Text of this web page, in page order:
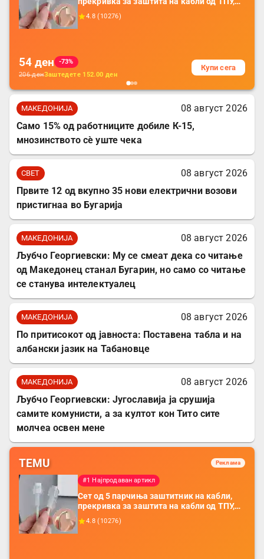
додатоци за заштита на кабли, без
батерија, за мобилни телефони, комплет
4.8 (10276)
54 ден
-73%
206денЗаштедете 152.00 ден
Купи сега
МАКЕДОНИЈА
08 август 2026
Само 15% од работниците добиле К-15,
мнозинството сè уште чека
СВЕТ
08 август 2026
Првите 12 од вкупно 35 нови електрични возови
пристигнаа во Бугарија
МАКЕДОНИЈА
08 август 2026
Љубчо Георгиевски: Му се смеат дека со читање
од Македонец станал Бугарин, но само со читање
се станува интелектуалец
МАКЕДОНИЈА
08 август 2026
По притисокот од јавноста: Поставена табла и на
албански јазик на Табановце
МАКЕДОНИЈА
08 август 2026
Љубчо Георгиевски: Југославија ја срушија
самите комунисти, а за култот кон Тито сите
молчеа освен мене
TEMU Реклама
#1 Најпродаван артикл
Сет од 5 парчиња заштитник на кабли,
прекривка за заштита на кабли од ТПУ,
додатоци за заштита на кабли, без
батерија, за мобилни телефони, комплет
4.8 (10276)